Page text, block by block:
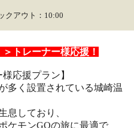
クアウト：10:00
トレーナー様応援！
応援プラン】
多く設置されている城崎温
息しており、
ケモンGOの旅に最適で